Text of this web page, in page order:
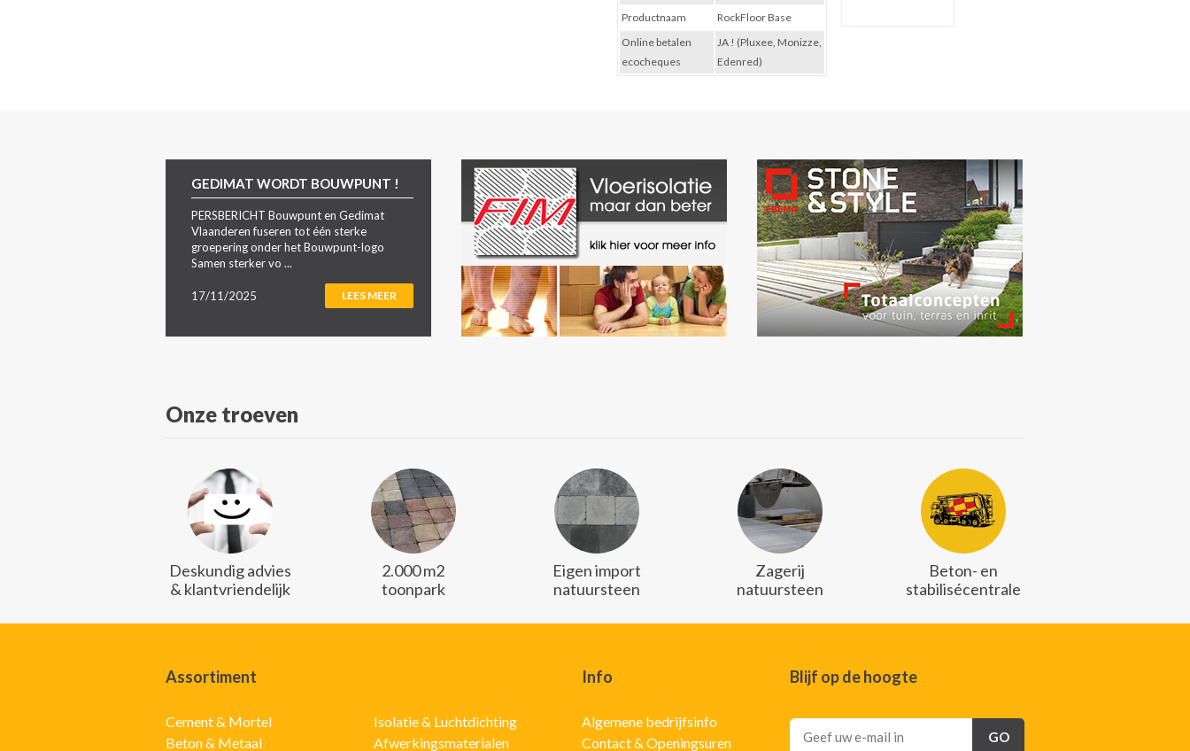
Productnaam
RockFloor Base
Online betalen
ecocheques
JA ! (Pluxee, Monizze,
Edenred)
GEDIMAT WORDT BOUWPUNT !
PERSBERICHT Bouwpunt en Gedimat
Vlaanderen fuseren tot één sterke
groepering onder het Bouwpunt-logo
Samen sterker vo ...
17/11/2025 LEES MEER
Onze troeven
Deskundig advies
& klantvriendelijk
2.000 m2
toonpark
Eigen import
natuursteen
Zagerij
natuursteen
Beton- en
stabilisécentrale
Assortiment
Cement & Mortel
Beton & Metaal
Isolatie & Luchtdichting
Afwerkingsmaterialen
Info
Algemene bedrijfsinfo
Contact & Openingsuren
Blijf op de hoogte